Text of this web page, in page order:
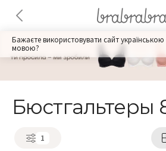
Бажаєте використовувати сайт українською
мовою?
Бюстгальтеры
1